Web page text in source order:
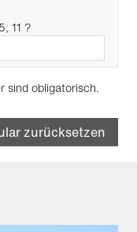
11 ?
sind obligatorisch.
zurücksetzen